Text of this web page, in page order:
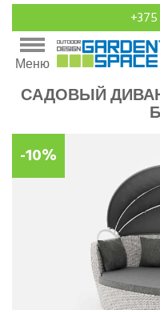
Меню
САДОВЫЙ
-10%